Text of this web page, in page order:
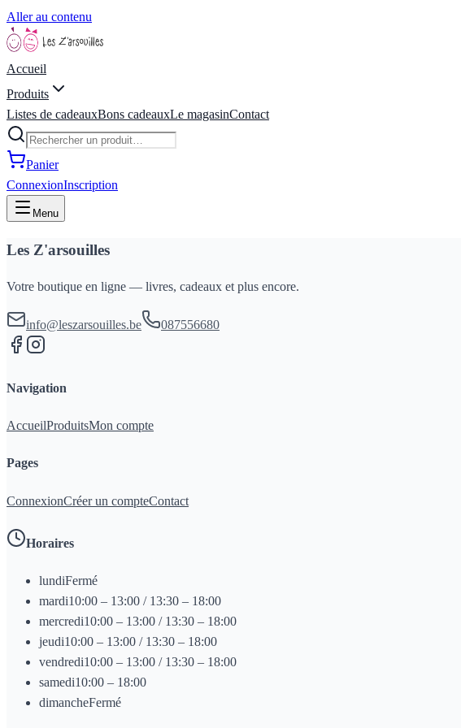
Aller au contenu
Accueil
Produits
Listes de cadeauxBons cadeauxLe magasinContact
Panier
ConnexionInscription
Menu
Les Z'arsouilles
Votre boutique en ligne — livres, cadeaux et plus encore.
info@leszarsouilles.be 087556680
Navigation
AccueilProduitsMon compte
Pages
ConnexionCréer un compteContact
Horaires
lundiFermé
mardi10:00 – 13:00 / 13:30 – 18:00
mercredi10:00 – 13:00 / 13:30 – 18:00
jeudi10:00 – 13:00 / 13:30 – 18:00
vendredi10:00 – 13:00 / 13:30 – 18:00
samedi10:00 – 18:00
dimancheFermé